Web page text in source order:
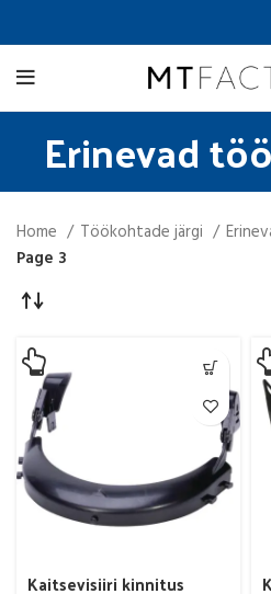
Erinevad
Home Töökohtade järgi
Page 3
Kaitsevisiiri kinnitus